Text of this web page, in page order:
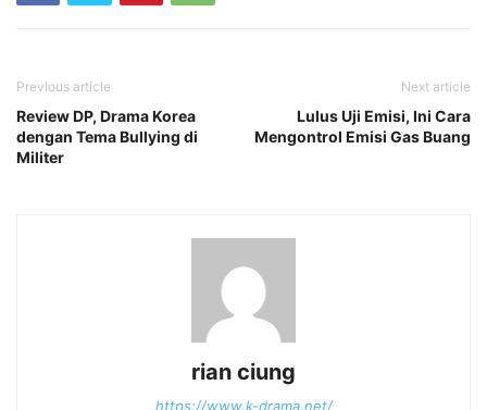
Previous article
Review DP, Drama Korea
dengan Tema Bullying di
Militer
Next article
Lulus Uji Emisi, Ini Cara
Mengontrol Emisi Gas Buang
rian ciung
https://www.k-drama.net/